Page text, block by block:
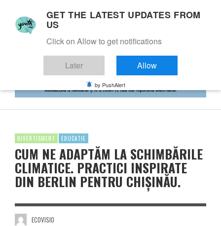
DIVERTISMENT EDUCATIE
CUM NE ADAPTĂM LA SCHIMBĂRILE
CLIMATICE. PRACTICI INSPIRATE
DIN BERLIN PENTRU CHIȘINĂU.
ECOVISIO
GET THE LATEST UPDATES FROM
US
Click on Allow to get notifications
Later Allow
by PushAlert